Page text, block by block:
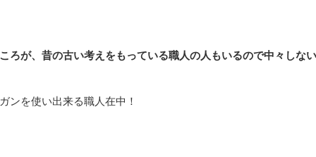
ろが、昔の古い考えをもっている職人の人もいるので中々しな
を使い出来る職人在中！